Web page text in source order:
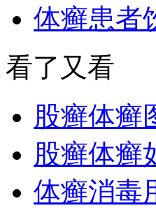
体癣患者
看了又看
股癣体癣
股癣体癣
体癣消毒